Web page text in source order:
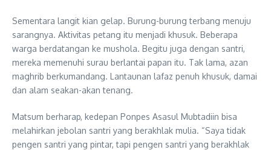
Sementara langit kian gelap. Burung-burung terbang menuju
sarangnya. Aktivitas petang itu menjadi khusuk. Beberapa
warga berdatangan ke mushola. Begitu juga dengan santri,
mereka memenuhi surau berlantai papan itu. Tak lama, azan
maghrib berkumandang. Lantaunan lafaz penuh khusuk, damai
dan alam seakan-akan tenang.
Matsum berharap, kedepan Ponpes Asasul Mubtadiin bisa
melahirkan jebolan santri yang berakhlak mulia. “Saya tidak
pengen santri yang pintar, tapi pengen santri yang berakhlak